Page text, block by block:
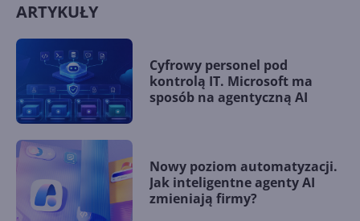
ARTYKUŁY
Cyfrowy personel pod
kontrolą IT. Microsoft ma
sposób na agentyczną AI
Nowy poziom automatyzacji.
Jak inteligentne agenty AI
zmieniają firmy?